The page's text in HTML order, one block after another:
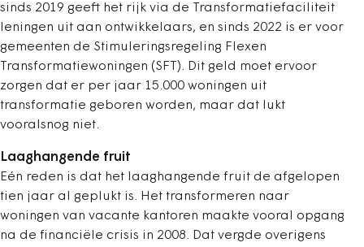
sinds 2019 geeft het rijk via de Transformatiefaciliteit
leningen uit aan ontwikkelaars, en sinds 2022 is er voor
gemeenten de Stimuleringsregeling Flexen
Transformatiewoningen (SFT). Dit geld moet ervoor
zorgen dat er per jaar 15.000 woningen uit
transformatie geboren worden, maar dat lukt
vooralsnog niet.
Laaghangende fruit
Eén reden is dat het laaghangende fruit de afgelopen
tien jaar al geplukt is. Het transformeren naar
woningen van vacante kantoren maakte vooral opgang
na de financiële crisis in 2008. Dat vergde overigens